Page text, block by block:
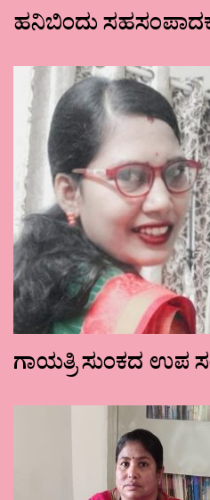
ಹನಿಬಿಂದು
ಗಾಯತ್ರಿ ಸುಂಕದ ಉಪ